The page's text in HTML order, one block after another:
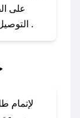
على
التوصيل السريع، يرجى تقديم طلبك قبل الساعة .
لإتمام